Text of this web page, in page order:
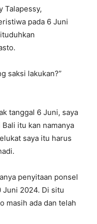
Talapessy,
pada 6 Juni
saksi lakukan?”
tanggal 6 Juni, saya
itu kan namanya
saya itu harus
penyitaan ponsel
Juni 2024. Di situ
masih ada dan telah